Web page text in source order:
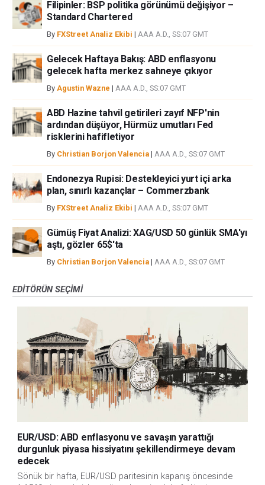
Filipinler: BSP politika görünümü değişiyor –
Standard Chartered
By FXStreet Analiz Ekibi | AAA A.D., SS:07 GMT
Gelecek Haftaya Bakış: ABD enflasyonu
gelecek hafta merkez sahneye çıkıyor
By Agustin Wazne | AAA A.D., SS:07 GMT
ABD Hazine tahvil getirileri zayıf NFP'nin
ardından düşüyor, Hürmüz umutları Fed
risklerini hafifletiyor
By Christian Borjon Valencia | AAA A.D., SS:07 GMT
Endonezya Rupisi: Destekleyici yurt içi arka
plan, sınırlı kazançlar – Commerzbank
By FXStreet Analiz Ekibi | AAA A.D., SS:07 GMT
Gümüş Fiyat Analizi: XAG/USD 50 günlük SMA'yı
aştı, gözler 65$'ta
By Christian Borjon Valencia | AAA A.D., SS:07 GMT
EDITÖRÜN SEÇIMI
EUR/USD: ABD enflasyonu ve savaşın yarattığı
durgunluk piyasa hissiyatını şekillendirmeye devam
edecek
Sönük bir hafta, EUR/USD paritesinin kapanış öncesinde